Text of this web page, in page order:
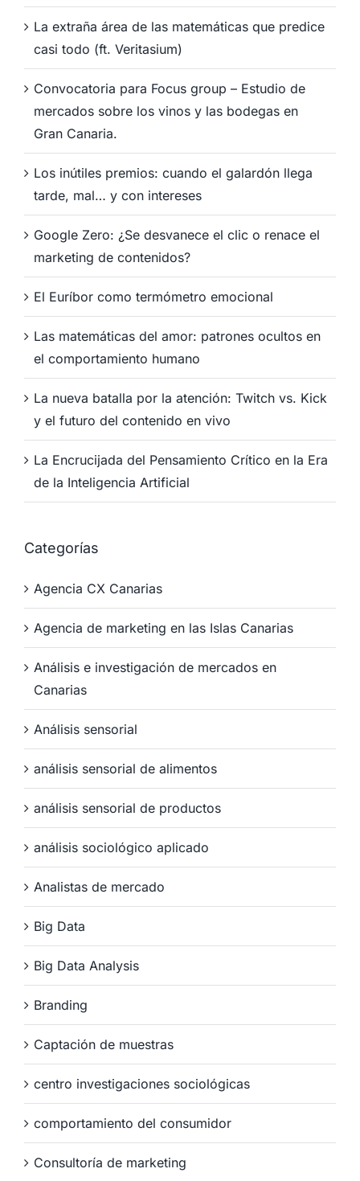
La extraña área de las matemáticas que predice
casi todo (ft. Veritasium)
Convocatoria para Focus group – Estudio de
mercados sobre los vinos y las bodegas en
Gran Canaria.
Los inútiles premios: cuando el galardón llega
tarde, mal… y con intereses
Google Zero: ¿Se desvanece el clic o renace el
marketing de contenidos?
El Euríbor como termómetro emocional
Las matemáticas del amor: patrones ocultos en
el comportamiento humano
La nueva batalla por la atención: Twitch vs. Kick
y el futuro del contenido en vivo
La Encrucijada del Pensamiento Crítico en la Era
de la Inteligencia Artificial
Categorías
Agencia CX Canarias
Agencia de marketing en las Islas Canarias
Análisis e investigación de mercados en
Canarias
Análisis sensorial
análisis sensorial de alimentos
análisis sensorial de productos
análisis sociológico aplicado
Analistas de mercado
Big Data
Big Data Analysis
Branding
Captación de muestras
centro investigaciones sociológicas
comportamiento del consumidor
Consultoría de marketing